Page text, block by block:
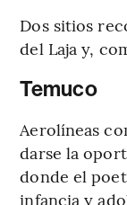
Dos sitios
del Laja y,
Temuco
Aerolíneas
darse la
donde el
infancia y